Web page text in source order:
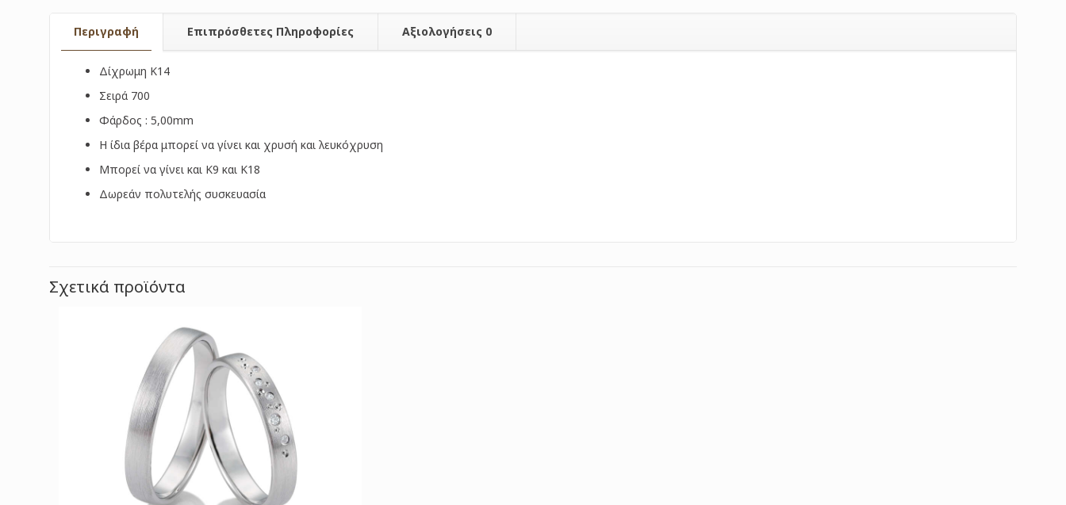
Περιγραφή Επιπρόσθετες Πληροφορίες Αξιολογήσεις 0
Δίχρωμη Κ14
Σειρά 700
Φάρδος : 5,00mm
Η ίδια βέρα μπορεί να γίνει και χρυσή και λευκόχρυση
Μπορεί να γίνει και Κ9 και Κ18
Δωρεάν πολυτελής συσκευασία
Σχετικά προϊόντα